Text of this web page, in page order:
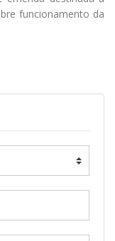
funcionamento da